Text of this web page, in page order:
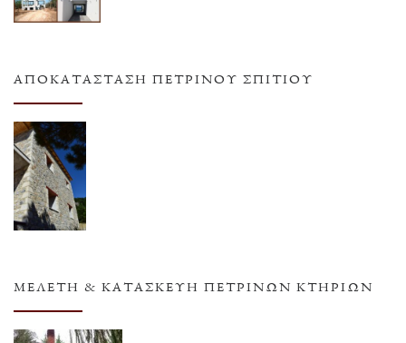
ΑΠΟΚΑΤΆΣΤΑΣΗ ΠΈΤΡΙΝΟΥ ΣΠΙΤΙΟΎ
ΜΕΛΈΤΗ & ΚΑΤΑΣΚΕΥΉ ΠΈΤΡΙΝΩΝ ΚΤΗΡΊΩΝ